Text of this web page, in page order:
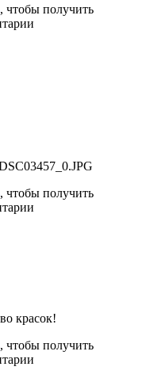
, чтобы получить
, чтобы получить
красок!
, чтобы получить